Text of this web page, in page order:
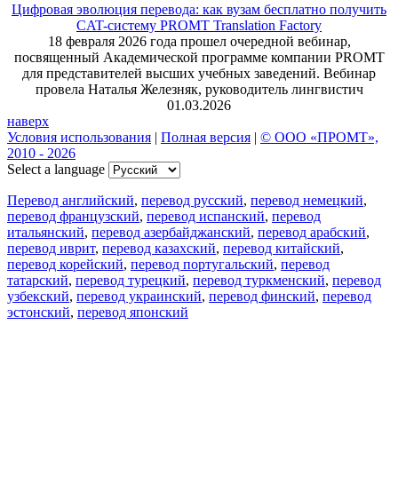
Цифровая эволюция перевода: как вузам бесплатно получить
CAT-систему PROMT Translation Factory
18 февраля 2026 года прошел очередной вебинар,
посвященный Академической программе компании PROMT
для представителей высших учебных заведений. Вебинар
провела Наталья Железняк, руководитель лингвистич
01.03.2026
наверх
Условия использования | Полная версия | © ООО «ПРОМТ»,
2010 - 2026
Select a language
Перевод английский, перевод русский, перевод немецкий,
перевод французский, перевод испанский, перевод
итальянский, перевод азербайджанский, перевод арабский,
перевод иврит, перевод казахский, перевод китайский,
перевод корейский, перевод португальский, перевод
татарский, перевод турецкий, перевод туркменский, перевод
узбекский, перевод украинский, перевод финский, перевод
эстонский, перевод японский